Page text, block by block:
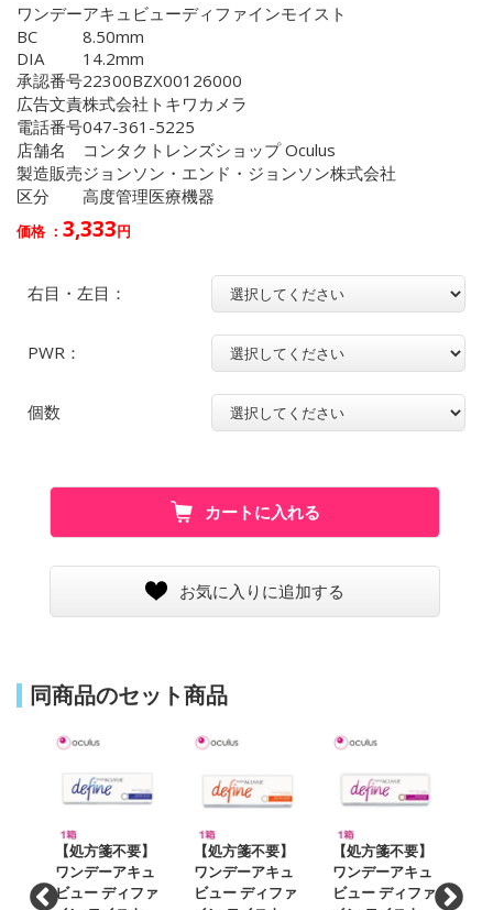
ワンデーアキュビューディファインモイスト
BC
8.50mm
DIA
14.2mm
承認番号22300BZX00126000
広告文責株式会社トキワカメラ
電話番号047-361-5225
店舗名
コンタクトレンズショップ Oculus
製造販売ジョンソン・エンド・ジョンソン株式会社
区分
高度管理医療機器
価格 ： 3,333円
右目・左目：
PWR：
個数
カートに入れる
お気に入りに追加する
同商品のセット商品
【処方箋不要】
ワンデーアキュ
ビュー ディファ
【処方箋不要】
ワンデーアキュ
ビュー ディファ
【処方箋不要】
ワンデーアキュ
ビュー ディファ